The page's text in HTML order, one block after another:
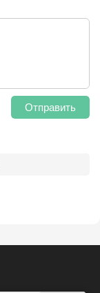
Отправить